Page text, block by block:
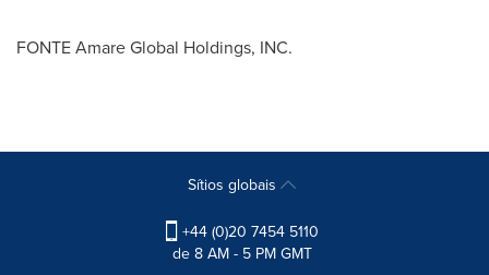
FONTE Amare Global Holdings, INC.
Sítios globais
+44 (0)20 7454 5110
de 8 AM - 5 PM GMT